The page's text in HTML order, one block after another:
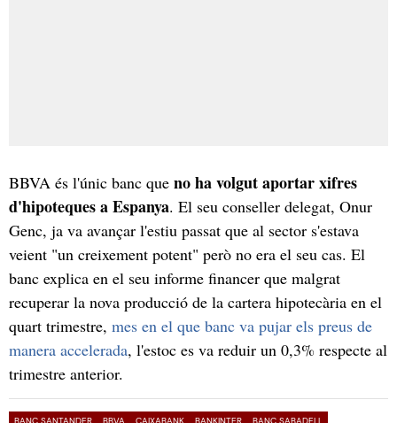
BBVA és l'únic banc que no ha volgut aportar xifres
d'hipoteques a Espanya. El seu conseller delegat, Onur
Genc, ja va avançar l'estiu passat que al sector s'estava
veient "un creixement potent" però no era el seu cas. El
banc explica en el seu informe financer que malgrat
recuperar la nova producció de la cartera hipotecària en el
quart trimestre, mes en el que banc va pujar els preus de
manera accelerada, l'estoc es va reduir un 0,3% respecte al
trimestre anterior.
BANC SANTANDER BBVA CAIXABANK BANKINTER BANC SABADELL